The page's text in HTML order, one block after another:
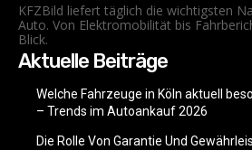
KFZBild liefert täglich die wichtigsten
Auto. Von Elektromobilität bis
Blick.
Aktuelle Beiträge
Welche Fahrzeuge in Köln aktuell
– Trends im Autoankauf 2026
Die Rolle Von Garantie Und